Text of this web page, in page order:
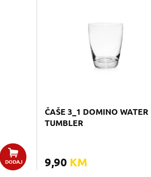
DODAJ
ČAŠE 3_1 DOMINO WATER
TUMBLER
9,90 KM